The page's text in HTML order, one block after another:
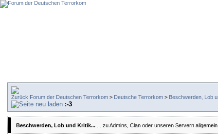
Forum der Deutschen Terrorkom > Deutsche Terrorkom > Beschwerden, Lob
:-3
Beschwerden, Lob und Kritik... ... zu Admins, Clan oder unseren Servern allgemein